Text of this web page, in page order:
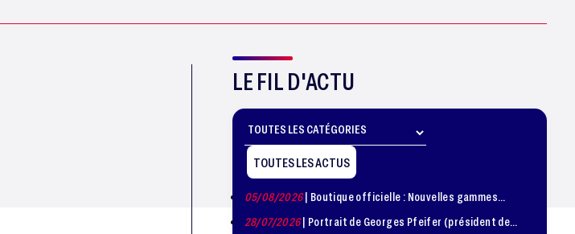
LE FIL D'ACTU
TOUTES LES ACTUS
05/08/2026| Boutique officielle : Nouvelles gammes
disponible !
28/07/2026| Portrait de Georges Pfeifer (président de